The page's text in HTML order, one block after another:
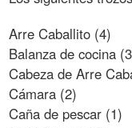
Arre Caballito (4)
Balanza de cocina
Cabeza de Arre
Cámara (2)
Caña de pescar (1)